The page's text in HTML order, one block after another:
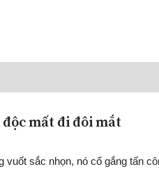
mất đi đôi mắt
vuốt sắc nhọn, nó cố gắng tấn